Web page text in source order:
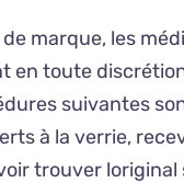
marque, les
toute
suivantes
à la verrie,
trouver